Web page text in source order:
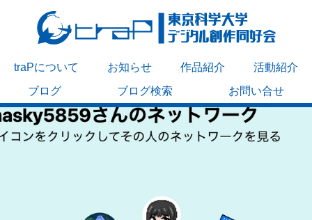
traPについて お知らせ 作品紹介
活動紹介
ブログ
ブログ検索 お問い合せ